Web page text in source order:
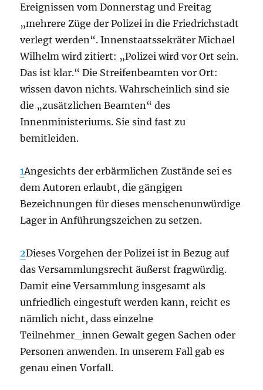
Ereignissen vom Donnerstag und Freitag
„mehrere Züge der Polizei in die Friedrichstadt
verlegt werden“. Innenstaatssekräter Michael
Wilhelm wird zitiert: „Polizei wird vor Ort sein.
Das ist klar.“ Die Streifenbeamten vor Ort:
wissen davon nichts. Wahrscheinlich sind sie
die „zusätzlichen Beamten“ des
Innenministeriums. Sie sind fast zu
bemitleiden.
1Angesichts der erbärmlichen Zustände sei es
dem Autoren erlaubt, die gängigen
Bezeichnungen für dieses menschenunwürdige
Lager in Anführungszeichen zu setzen.
2Dieses Vorgehen der Polizei ist in Bezug auf
das Versammlungsrecht äußerst fragwürdig.
Damit eine Versammlung insgesamt als
unfriedlich eingestuft werden kann, reicht es
nämlich nicht, dass einzelne
Teilnehmer_innen Gewalt gegen Sachen oder
Personen anwenden. In unserem Fall gab es
genau einen Vorfall.